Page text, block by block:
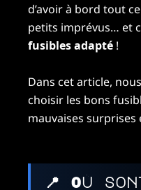
d’avoir à bord tout
petits imprévus… et
fusibles adapté !
Dans cet article,
choisir les bons
mauvaises surprises
📍 Où